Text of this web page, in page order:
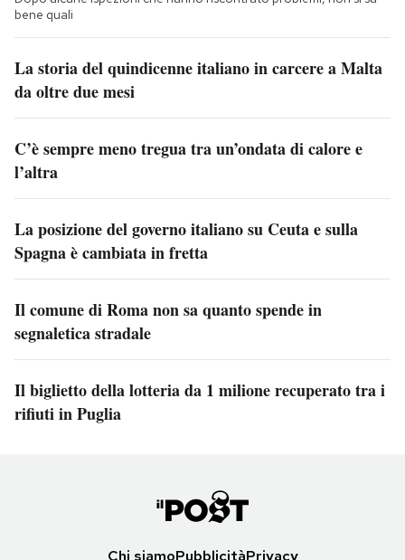
bene quali
La storia del quindicenne italiano in carcere a Malta
da oltre due mesi
C’è sempre meno tregua tra un’ondata di calore e
l’altra
La posizione del governo italiano su Ceuta e sulla
Spagna è cambiata in fretta
Il comune di Roma non sa quanto spende in
segnaletica stradale
Il biglietto della lotteria da 1 milione recuperato tra i
rifiuti in Puglia
Chi siamoPubblicitàPrivacy